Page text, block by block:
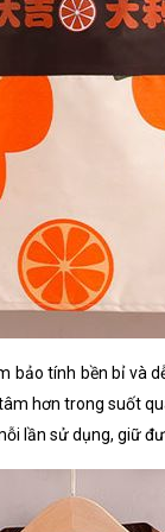
tính bền bỉ và
hơn trong suốt
lần sử dụng, giữ